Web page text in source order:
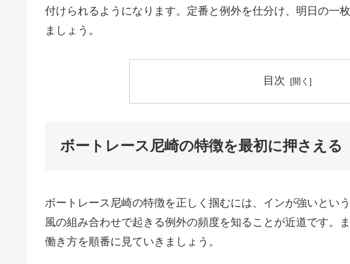
付けられるようになります。定番と例外を仕分け、明日の一
ましょう。
目次
ボートレース尼崎の特徴を最初に押さえる
ボートレース尼崎の特徴を正しく掴むには、インが強いとい
風の組み合わせで起きる例外の頻度を知ることが近道です。
働き方を順番に見ていきましょう。